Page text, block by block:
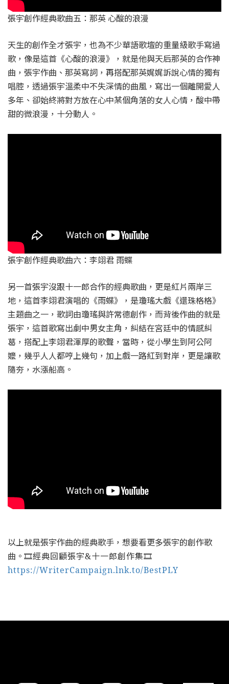
張宇創作經典歌曲五：那英 心酸的浪漫
天生的創作全才張宇，也為不少華語歌壇的重量級歌手寫過
歌，像是這首《心酸的浪漫》，就是他與天后那英的合作神
曲，張宇作曲、那英寫詞，再搭配那英娓娓訴說心情的獨有
唱腔，透過張宇溫柔中不失深情的曲風，寫出一個離開愛人
多年、卻始終將對方放在心中某個角落的女人心情，酸中帶
甜的微浪漫，十分動人。
張宇創作經典歌曲六：李翊君 雨蝶
另一首張宇沒跟十一郎合作的經典歌曲，更是紅片兩岸三
地，這首李翊君演唱的《雨蝶》，是瓊瑤大戲《還珠格格》
主題曲之一，歌詞由瓊瑤與許常德創作，而背後作曲的就是
張宇，這首歌寫出劇中男女主角，糾結在宮廷中的情感糾
葛，搭配上李翊君渾厚的歌聲，當時，從小學生到阿公阿
嬤，幾乎人人都哼上幾句，加上戲一路紅到對岸，更是讓歌
隨夯，水漲船高。
以上就是張宇作曲的經典歌手，想要看更多張宇的創作歌
曲。 🎞經典回顧張宇&十一郎創作集🎞
https://WriterCampaign.lnk.to/BestPLY